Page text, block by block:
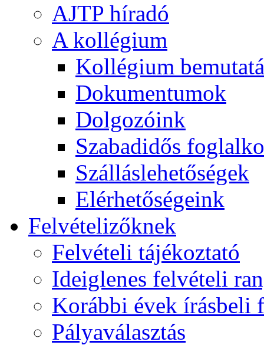
AJTP híradó
A kollégium
Kollégium
Dokumentumok
Dolgozóink
Szabadidős
Szálláslehetőségek
Elérhetőségeink
Felvételizőknek
Felvételi tájékoztató
Ideiglenes felvételi
Korábbi évek írásbeli
Pályaválasztás